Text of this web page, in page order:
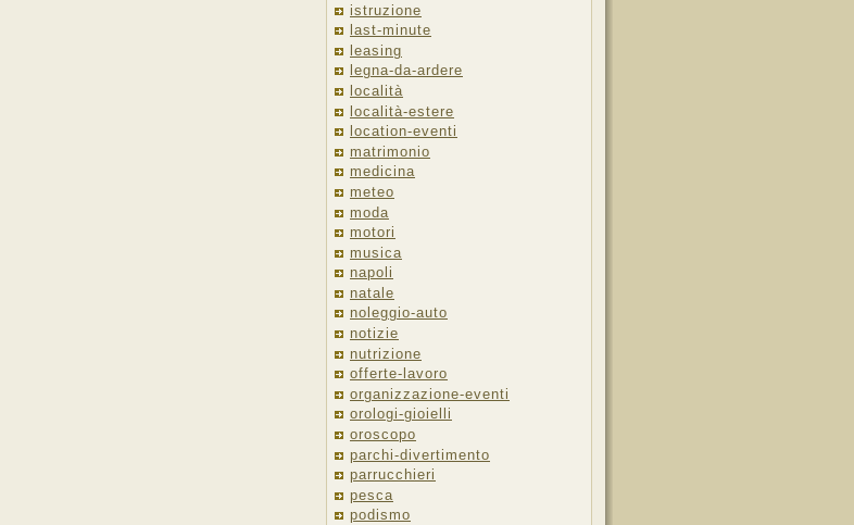
istruzione
last-minute
leasing
legna-da-ardere
località
località-estere
location-eventi
matrimonio
medicina
meteo
moda
motori
musica
napoli
natale
noleggio-auto
notizie
nutrizione
offerte-lavoro
organizzazione-eventi
orologi-gioielli
oroscopo
parchi-divertimento
parrucchieri
pesca
podismo